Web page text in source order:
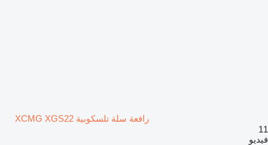
رافعة سلة تلسكوبية XCMG XGS22
11
فيديو